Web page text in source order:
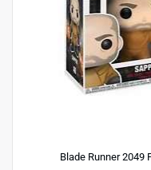
Blade Runner 2049